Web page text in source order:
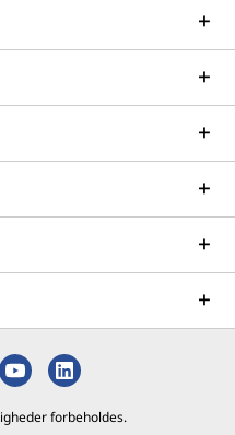
forbeholdes.